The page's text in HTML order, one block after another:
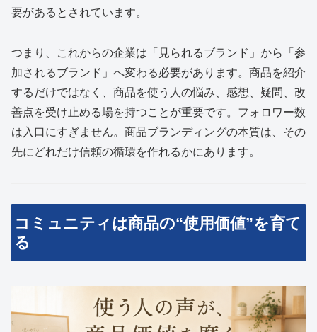
要があるとされています。
つまり、これからの企業は「見られるブランド」から「参
加されるブランド」へ変わる必要があります。商品を紹介
するだけではなく、商品を使う人の悩み、感想、疑問、改
善点を受け止める場を持つことが重要です。フォロワー数
は入口にすぎません。商品ブランディングの本質は、その
先にどれだけ信頼の循環を作れるかにあります。
コミュニティは商品の“使用価値”を育て
る